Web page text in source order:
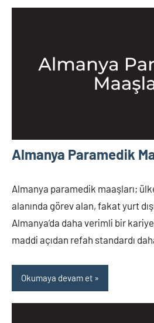
Almanya Paramedik
Almanya paramedik maaşları;
alanında görev alan, fakat yurt
Almanya’da daha verimli bir
maddi açıdan refah standardı
Okumaya devam et